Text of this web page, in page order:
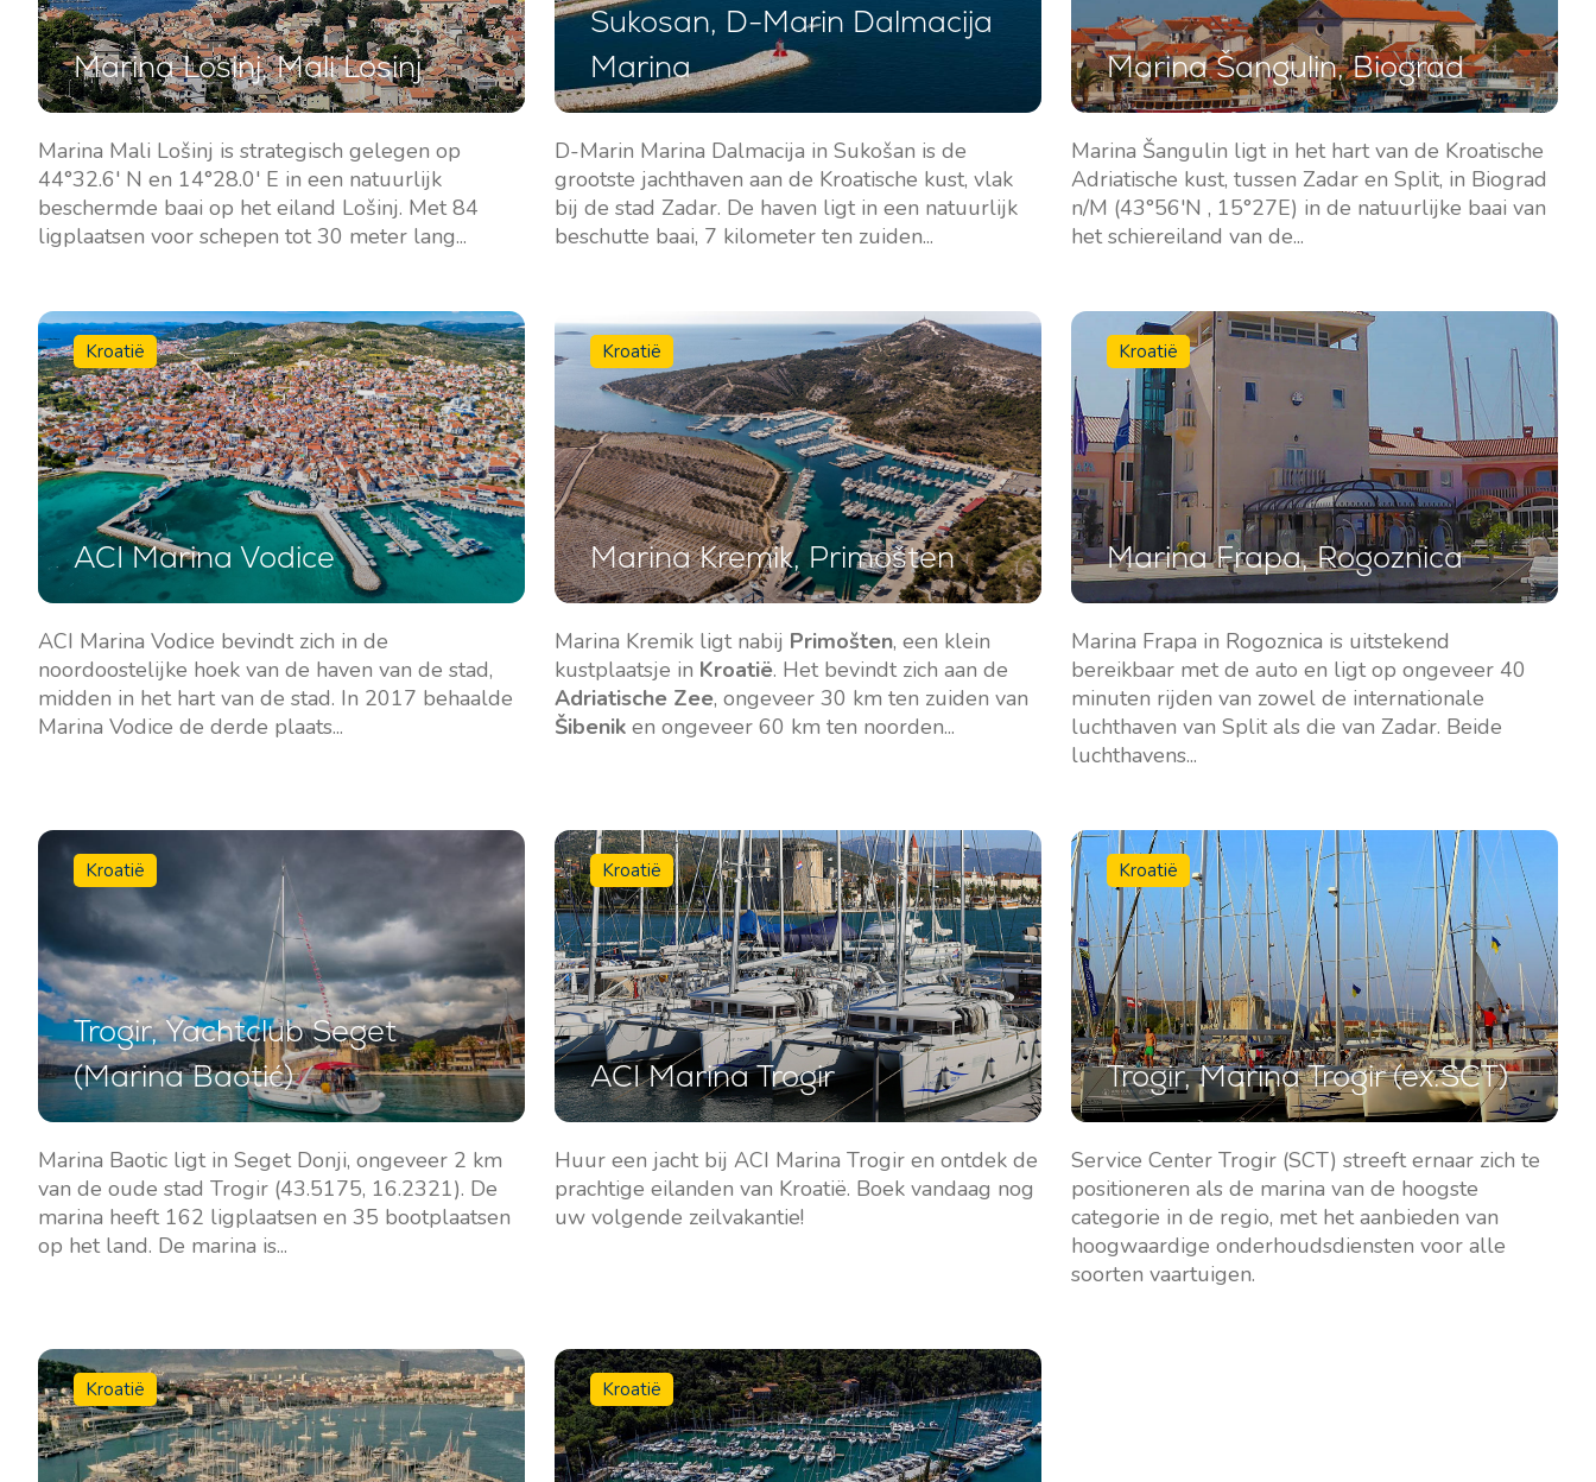
Marina Losinj, Mali Losinj
Marina Mali Lošinj is strategisch gelegen op
44°32.6' N en 14°28.0' E in een natuurlijk
beschermde baai op het eiland Lošinj. Met 84
ligplaatsen voor schepen tot 30 meter lang...
Sukosan, D-Marin Dalmacija
Marina
D-Marin Marina Dalmacija in Sukošan is de
grootste jachthaven aan de Kroatische kust, vlak
bij de stad Zadar. De haven ligt in een natuurlijk
beschutte baai, 7 kilometer ten zuiden...
Marina Šangulin, Biograd
Marina Šangulin ligt in het hart van de Kroatische
Adriatische kust, tussen Zadar en Split, in Biograd
n/M (43°56'N , 15°27E) in de natuurlijke baai van
het schiereiland van de...
Kroatië
ACI Marina Vodice
ACI Marina Vodice bevindt zich in de
noordoostelijke hoek van de haven van de stad,
midden in het hart van de stad. In 2017 behaalde
Marina Vodice de derde plaats...
Kroatië
Marina Kremik, Primošten
Marina Kremik ligt nabij Primošten, een klein
kustplaatsje in Kroatië. Het bevindt zich aan de
Adriatische Zee, ongeveer 30 km ten zuiden van
Šibenik en ongeveer 60 km ten noorden...
Kroatië
Marina Frapa, Rogoznica
Marina Frapa in Rogoznica is uitstekend
bereikbaar met de auto en ligt op ongeveer 40
minuten rijden van zowel de internationale
luchthaven van Split als die van Zadar. Beide
luchthavens...
Kroatië
Trogir, Yachtclub Seget
(Marina Baotić)
Marina Baotic ligt in Seget Donji, ongeveer 2 km
van de oude stad Trogir (43.5175, 16.2321). De
marina heeft 162 ligplaatsen en 35 bootplaatsen
op het land. De marina is...
Kroatië
ACI Marina Trogir
Huur een jacht bij ACI Marina Trogir en ontdek de
prachtige eilanden van Kroatië. Boek vandaag nog
uw volgende zeilvakantie!
Kroatië
Trogir, Marina Trogir (ex.SCT)
Service Center Trogir (SCT) streeft ernaar zich te
positioneren als de marina van de hoogste
categorie in de regio, met het aanbieden van
hoogwaardige onderhoudsdiensten voor alle
soorten vaartuigen.
Kroatië Kroatië
Contact
Nieuws / Blog
Partners
Veelgestelde Vragen
Onze Vloot
Zeilboten
Catamarans
Motorcatamarans
Diensten
Bareboat Jachtverhuur
Luxe Bemande
Jachtverhuur
Flottielje Jachtverhuur
Bali catamarans te huur
Bestemmingen
Zeilregio Zadar
Biograd na Moru
Šibenik Zeilregio
Vodice
Rogoznica
Dubrovnik Zeilregio
Istrië Zeilregio
Zeilregio Kvarner
Zuidelijke Bases
Marina Kremik, Primošten
Jachtclub Seget - Marina
Baotic
Marina Trogir - ACI
ACI Marina Split
ACI Marina Dubrovnik,
Komolac
Centrale Bases
Marina Šangulin, Biograd
D-Marin Dalmacija,
Sukošan
Pula, ACI Marina Pomer
Pula, Marina Polesana
Marina Punat, Krk
Marina Lošinj, Mali Lošinj